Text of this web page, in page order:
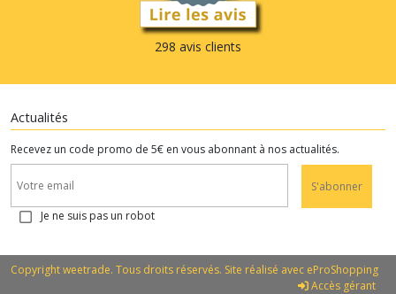
298 avis clients
Actualités
Recevez un code promo de 5€ en vous abonnant à nos actualités.
S'abonner
Je ne suis pas un robot
Copyright weetrade. Tous droits réservés. Site réalisé avec eProShopping
Accès gérant